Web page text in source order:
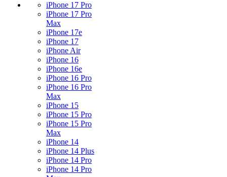
iPhone 17 Pro
iPhone 17 Pro
Max
iPhone 17e
iPhone 17
iPhone Air
iPhone 16
iPhone 16e
iPhone 16 Pro
iPhone 16 Pro
Max
iPhone 15
iPhone 15 Pro
iPhone 15 Pro
Max
iPhone 14
iPhone 14 Plus
iPhone 14 Pro
iPhone 14 Pro